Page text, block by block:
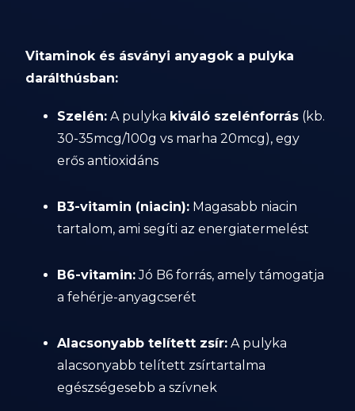
Vitaminok és ásványi anyagok a pulyka
darálthúsban:
Szelén: A pulyka kiváló szelénforrás (kb.
30-35mcg/100g vs marha 20mcg), egy
erős antioxidáns
B3-vitamin (niacin): Magasabb niacin
tartalom, ami segíti az energiatermelést
B6-vitamin:Jó B6 forrás, amely támogatja
a fehérje-anyagcserét
Alacsonyabb telített zsír: A pulyka
alacsonyabb telített zsírtartalma
egészségesebb a szívnek